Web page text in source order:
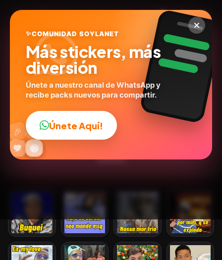
Nino Abravanel meme
soylanet.com
12stickers Personas Expresiones
😎
😂
🔥
💬
❤️ ✨
🤩
😜
🎉 👍
✨COMUNIDAD SOYLANET
Más stickers, más
diversión
Únete a nuestro canal de WhatsApp y
recibe packs nuevos para compartir.
Únete Aquí!